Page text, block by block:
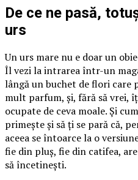
De ce ne pasă,
urs
Un urs mare nu e doar un
Îl vezi la intrarea într-un
lângă un buchet de flori care
mult parfum, și, fără să vrei,
ocupate de ceva moale. Și
primește și să ți se pară că,
aceea se întoarce la o
fie din pluș, fie din catifea,
să încetinești.